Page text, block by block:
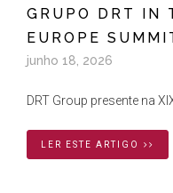
GRUPO DRT IN
EUROPE
junho 18, 2026
DRT Group presente na
LER ESTE ARTIGO